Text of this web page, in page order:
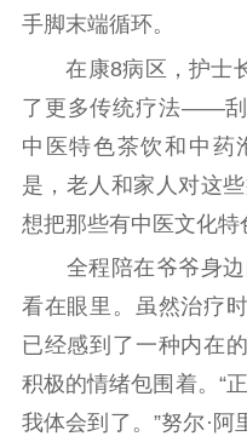
党建要闻
紫金人才
提升资源库
科研创新
服务管理平台
文化产业
手脚末端循环。
在康8病区，护士长
了更多传统疗法——刮
中医特色茶饮和中药
是，老人和家人对这
想把那些有中医文化特
全程陪在爷爷身边
看在眼里。虽然治疗
已经感到了一种内在
积极的情绪包围着。“
我体会到了。”努尔·